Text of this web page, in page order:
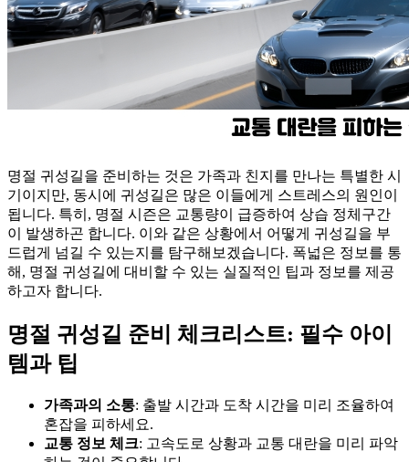
명절 귀성길을 준비하는 것은 가족과 친지를 만나는 특별한 시
기이지만, 동시에 귀성길은 많은 이들에게 스트레스의 원인이
됩니다. 특히, 명절 시즌은 교통량이 급증하여 상습 정체구간
이 발생하곤 합니다. 이와 같은 상황에서 어떻게 귀성길을 부
드럽게 넘길 수 있는지를 탐구해보겠습니다. 폭넓은 정보를 통
해, 명절 귀성길에 대비할 수 있는 실질적인 팁과 정보를 제공
하고자 합니다.
명절 귀성길 준비 체크리스트: 필수 아이
템과 팁
가족과의 소통: 출발 시간과 도착 시간을 미리 조율하여
혼잡을 피하세요.
교통 정보 체크: 고속도로 상황과 교통 대란을 미리 파악